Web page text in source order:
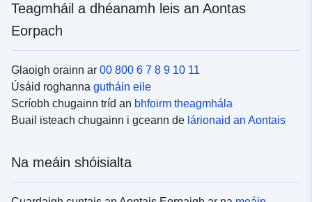
Teagmháil a dhéanamh leis an Aontas
Eorpach
Glaoigh orainn ar 00 800 6 7 8 9 10 11
Úsáid roghanna gutháin eile
Scríobh chugainn tríd an bhfoirm theagmhála
Buail isteach chugainn i gceann de lárionaid an Aontais
Na meáin shóisialta